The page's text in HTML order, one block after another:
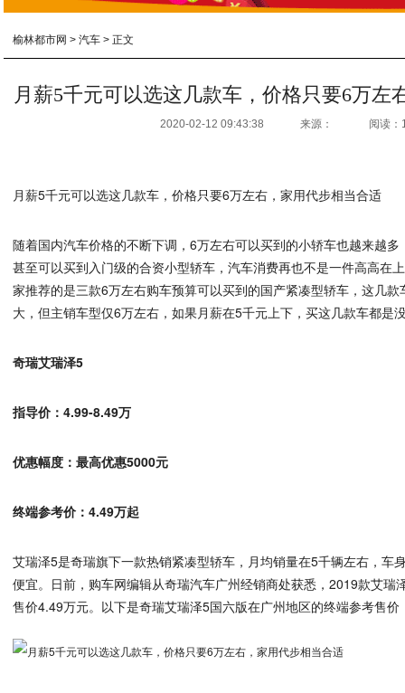
榆林都市网 >汽车 > 正文
月薪5千元可以选这几款车，价格只要6万左
2020-02-12 09:43:38 来源： 阅读：
月薪5千元可以选这几款车，价格只要6万左右，家用代步相当合适
随着国内汽车价格的不断下调，6万左右可以买到的小轿车也越来越
甚至可以买到入门级的合资小型轿车，汽车消费再也不是一件高高在
家推荐的是三款6万左右购车预算可以买到的国产紧凑型轿车，这几
大，但主销车型仅6万左右，如果月薪在5千元上下，买这几款车都是
奇瑞艾瑞泽5
指导价：4.99-8.49万
优惠幅度：最高优惠5000元
终端参考价：4.49万起
艾瑞泽5是奇瑞旗下一款热销紧凑型轿车，月均销量在5千辆左右，车
便宜。日前，购车网编辑从奇瑞汽车广州经销商处获悉，2019款艾瑞
售价4.49万元。以下是奇瑞艾瑞泽5国六版在广州地区的终端参考售价